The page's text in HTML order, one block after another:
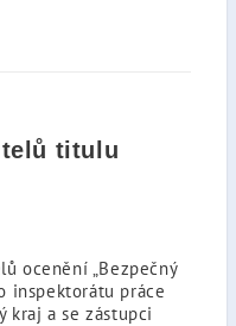
titulu
ocenění „Bezpečný
inspektorátu práce
kraj a se zástupci